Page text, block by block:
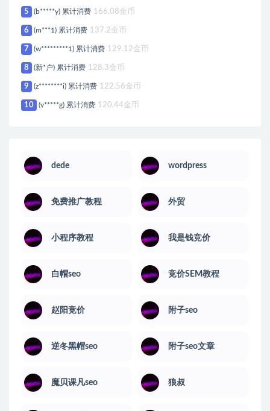
5 (b*****y) 累计消费 166.08金币
6 (m***1) 累计消费 137.2金币
7 (w*********1) 累计消费 129.12金币
8 (新*户) 累计消费 128.3金币
9 (z********i) 累计消费 122.56金币
10 (v*****g) 累计消费 120.44金币
dede wordpress
免费推广教程 外贸
小程序教程 我是钱竞价
白帽seo 竞价SEM教程
赵阳竞价 附子seo
逆冬黑帽seo 附子seo文章
魔贝课凡seo 狼叔